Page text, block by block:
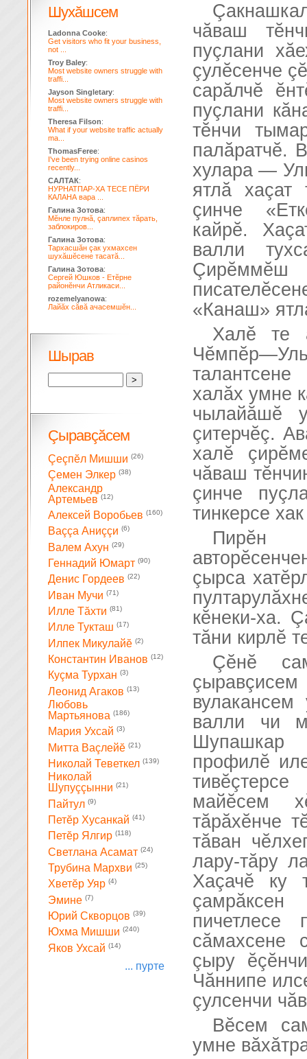
чăваш
пуçлани
çулĕсенче
сарăлчĕ
пуçлани
тĕнчи
палăратчĕ.
хулара —
ятлă хаçат
çинче
кайрĕ.
валли
«Канаш»
Халĕ те
халăх умне
чылайăшĕ
çитерчĕç.
халĕ
чăваш
çинче
тинкерсе
Пирĕн
çырса
кĕнеки-ха.
тăни кирлĕ
Çĕнĕ
валли чи
Шупашкар
профилĕ
майĕсем
тăрăхĕнче
тăван
лару-тăру
Хаçачĕ ку
сăмахсене
çыру
Чăннипе
çулсенчи
Вĕсем
умне
Шухăшсем
Ladonna Cooke:
Get visitors who fit your business,
not ...
Troy Baley:
Most website owners struggle with
traffi...
Jayson Singletary:
Most website owners struggle with
traffi...
Theresa Filson:
What if your website traffic actually
ma...
ThomasFeree:
I've been trying online casinos
recently...
САЛТАК:
НУРНАТПАР-ХА ТЕСЕ ПЁРИ
КАЛАНА вара ...
Галина Зотова:
Мĕнле пулнă, çаплипех тăрать,
заблокиров...
Галина Зотова:
Тархасшăн çак ухмахсен
шухăшĕсене тасатă...
Галина Зотова:
Сергей Юшков - Етĕрне
районĕнчи Атликаси...
rozemelyanowa:
Лайăх сăвă ачасемшĕн...
Шырав
Çыравçăсем
Çеçпĕл Мишши (26)
Çемен Элкер (38)
Александр
Артемьев (12)
Алексей Воробьев (160)
Ваççа Аниççи (6)
Валем Ахун (29)
Геннадий Юмарт (90)
Денис Гордеев (22)
Иван Мучи (71)
Илле Тăхти (81)
Илле Тукташ (17)
Илпек Микулайĕ (2)
Константин Иванов (12)
Куçма Турхан (3)
Леонид Агаков (13)
Любовь
Мартьянова (186)
Мария Ухсай (3)
Митта Ваçлейĕ (21)
Николай Теветкел (139)
Николай
Шупуççынни (21)
Пайтул (9)
Петĕр Хусанкай (41)
Петĕр Ялгир (118)
Светлана Асамат (24)
Трубина Мархви (25)
Хветĕр Уяр (4)
Эмине (7)
Юрий Скворцов (39)
Юхма Мишши (240)
Яков Ухсай (14)
... пурте